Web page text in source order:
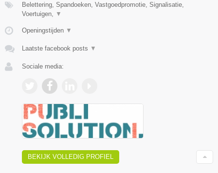
Belettering, Spandoeken, Vastgoedpromotie, Signalisatie,
Voertuigen,
▼
Openingstijden ▼
Laatste facebook posts ▼
Sociale media:
BEKIJK VOLLEDIG PROFIEL